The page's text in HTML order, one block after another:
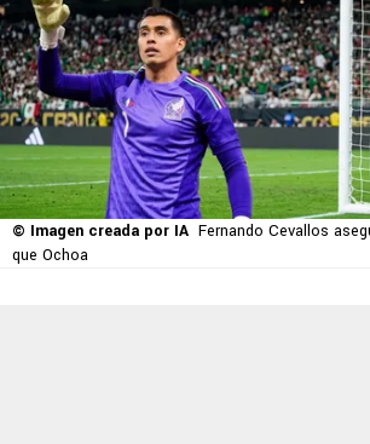
© Imagen creada por IA Fernando Cevallos
que Ochoa